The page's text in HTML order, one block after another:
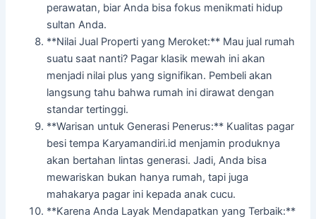
perawatan, biar Anda bisa fokus menikmati hidup
sultan Anda.
**Nilai Jual Properti yang Meroket:** Mau jual rumah
suatu saat nanti? Pagar klasik mewah ini akan
menjadi nilai plus yang signifikan. Pembeli akan
langsung tahu bahwa rumah ini dirawat dengan
standar tertinggi.
**Warisan untuk Generasi Penerus:** Kualitas pagar
besi tempa Karyamandiri.id menjamin produknya
akan bertahan lintas generasi. Jadi, Anda bisa
mewariskan bukan hanya rumah, tapi juga
mahakarya pagar ini kepada anak cucu.
**Karena Anda Layak Mendapatkan yang Terbaik:**